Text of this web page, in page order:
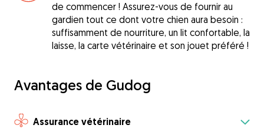
de commencer ! Assurez-vous de fournir au
gardien tout ce dont votre chien aura besoin :
suffisamment de nourriture, un lit confortable, la
laisse, la carte vétérinaire et son jouet préféré !
Avantages de Gudog
Assurance vétérinaire